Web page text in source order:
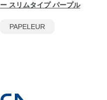
ー スリムタイプ パープル
PAPELEUR